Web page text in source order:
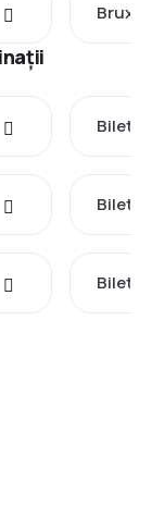
Bilete
Bilete
Bilete